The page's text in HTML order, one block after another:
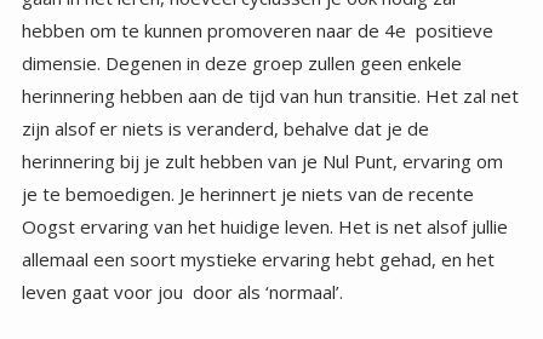
leven gaat voor jou door als ‘normaal’.